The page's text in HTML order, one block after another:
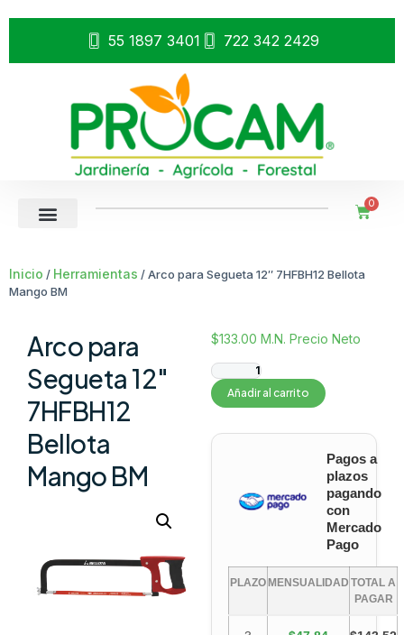
55 1897 3401 722 342 2429
0
Inicio / Herramientas / Arco para Segueta 12″ 7HFBH12 Bellota
Mango BM
Arco para
Segueta 12″
7HFBH12
Bellota
Mango BM
$133.00 M.N. Precio Neto
Añadir al carrito
Pagos a
plazos
pagando
con
Mercado
Pago
PLAZO MENSUALIDAD TOTAL A
PAGAR